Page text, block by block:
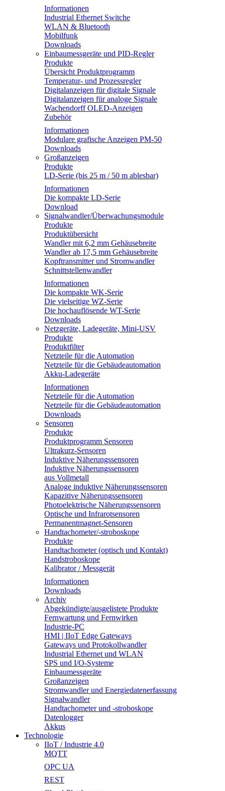
Informationen
Industrial Ethernet Switche
WLAN & Bluetooth
Mobilfunk
Downloads
Einbaumessgeräte und PID-Regler
Produkte
Übersicht Produktprogramm
Temperatur- und Prozessregler
Digitalanzeigen für digitale Signale
Digitalanzeigen für analoge Signale
Wachendorff OLED-Anzeigen
Zubehör
Informationen
Modulare grafische Anzeigen PM-50
Downloads
Großanzeigen
Produkte
LD-Serie (bis 25 m / 50 m ablesbar)
Informationen
Die kompakte LD-Serie
Download
Signalwandler/Überwachungsmodule
Produkte
Produktübersicht
Wandler mit 6,2 mm Gehäusebreite
Wandler ab 17,5 mm Gehäusebreite
Kopftransmitter und Stromwandler
Schnittstellenwandler
Informationen
Die kompakte WK-Serie
Die vielseitige WZ-Serie
Die hochauflösende WT-Serie
Downloads
Netzgeräte, Ladegeräte, Mini-USV
Produkte
Produktfilter
Netzteile für die Automation
Netzteile für die Gebäudeautomation
Akku-Ladegeräte
Informationen
Netzteile für die Automation
Netzteile für die Gebäudeautomation
Downloads
Sensoren
Produkte
Produktprogramm Sensoren
Ultrakurz-Sensoren
Induktive Näherungssensoren
Induktive Näherungssensoren
aus Vollmetall
Analoge induktive Näherungssensoren
Kapazitive Näherungssensoren
Photoelektrische Näherungssensoren
Optische und Infrarotsensoren
Permanentmagnet-Sensoren
Handtachometer/-stroboskope
Produkte
Handtachometer (optisch und Kontakt)
Handstroboskope
Kalibrator / Messgerät
Informationen
Downloads
Archiv
Abgekündigte/ausgelistete Produkte
Fernwartung und Fernwirken
Industrie-PC
HMI | IIoT Edge Gateways
Gateways und Protokollwandler
Industrial Ethernet und WLAN
SPS und I/O-Systeme
Einbaumessgeräte
Großanzeigen
Stromwandler und Energiedatenerfassung
Signalwandler
Handtachometer und -stroboskope
Datenlogger
Akkus
Technologie
IIoT / Industrie 4.0
MQTT
OPC UA
REST